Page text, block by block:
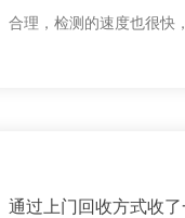
合理，检测的速度也很快
通过上门回收方式收